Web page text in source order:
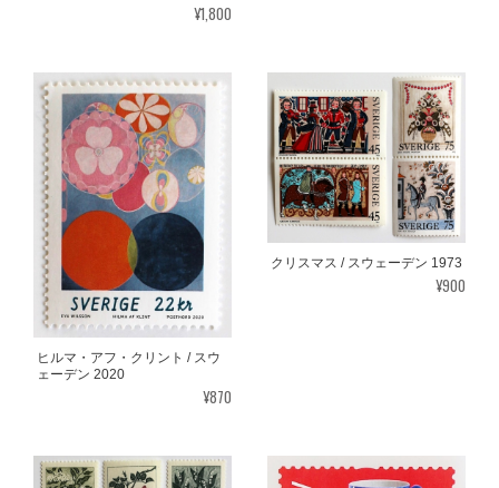
¥1,800
ヒルマ・アフ・クリント / スウ
ェーデン 2020
¥870
クリスマス / スウェーデン 1973
¥900